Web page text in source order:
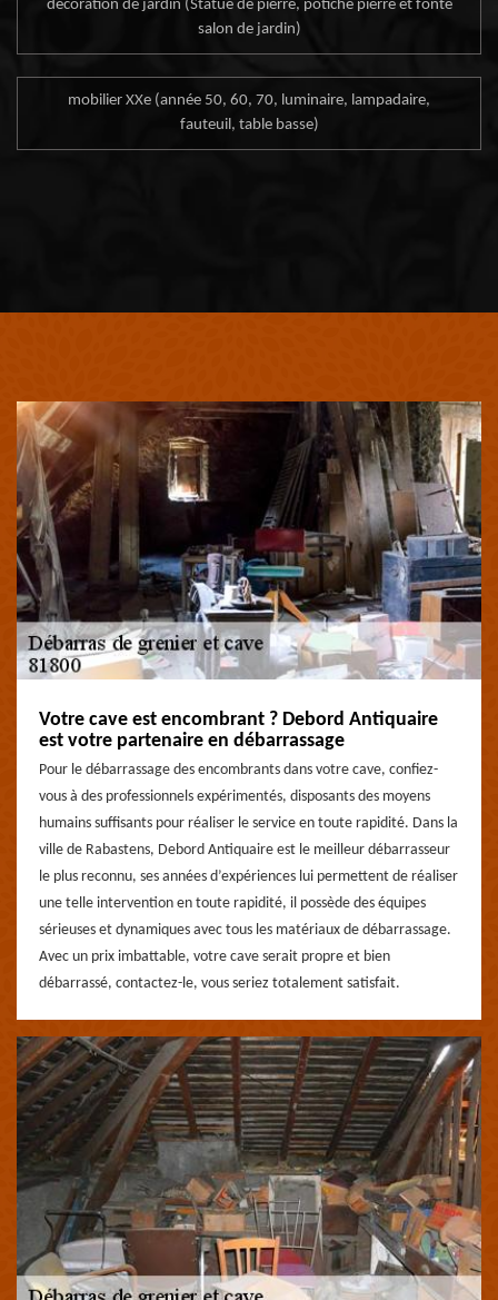
décoration de jardin (Statue de pierre, potiche pierre et fonte
salon de jardin)
mobilier XXe (année 50, 60, 70, luminaire, lampadaire,
fauteuil, table basse)
Votre cave est encombrant ? Debord Antiquaire
est votre partenaire en débarrassage
Pour le débarrassage des encombrants dans votre cave, confiez-
vous à des professionnels expérimentés, disposants des moyens
humains suffisants pour réaliser le service en toute rapidité. Dans la
ville de Rabastens, Debord Antiquaire est le meilleur débarrasseur
le plus reconnu, ses années d’expériences lui permettent de réaliser
une telle intervention en toute rapidité, il possède des équipes
sérieuses et dynamiques avec tous les matériaux de débarrassage.
Avec un prix imbattable, votre cave serait propre et bien
débarrassé, contactez-le, vous seriez totalement satisfait.